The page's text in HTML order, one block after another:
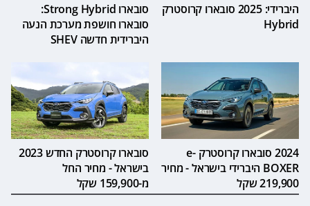
היברידי: 2025 סובארו קרוסטרק
Hybrid
סובארו Strong Hybrid:
סובארו חושפת מערכת הנעה
היברידית חדשה SHEV
2024 סובארו קרוסטרק e-
BOXER היברידי בישראל - מחיר
219,900 שקל
סובארו קרוסטרק החדש 2023
בישראל - מחיר החל
מ-159,900 שקל